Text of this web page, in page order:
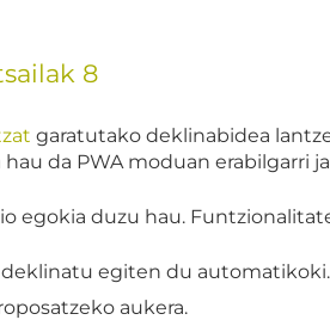
8
garatutako deklinabidea
da PWA moduan erabilgarri
egokia duzu hau.
egiten du automatikoki.
aukera.